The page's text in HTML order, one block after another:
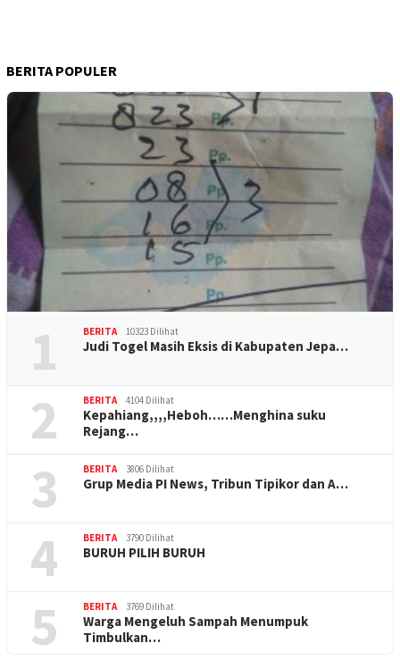
BERITA POPULER
1 BERITA 10323 Dilihat
Judi Togel Masih Eksis di Kabupaten Jepa…
2 BERITA 4104 Dilihat
Kepahiang,,,,Heboh……Menghina suku
Rejang…
3 BERITA 3806 Dilihat
Grup Media PI News, Tribun Tipikor dan A…
4 BERITA 3790 Dilihat
BURUH PILIH BURUH
5 BERITA 3769 Dilihat
Warga Mengeluh Sampah Menumpuk
Timbulkan…